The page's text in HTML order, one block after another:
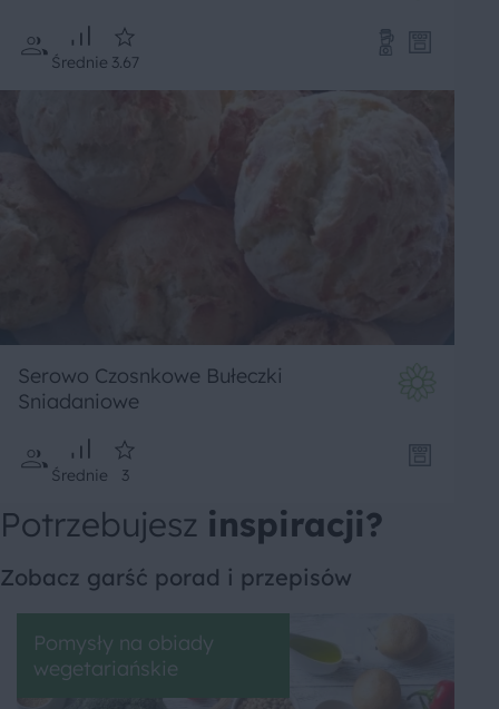
Średnie 3.67
Serowo Czosnkowe Bułeczki
Sniadaniowe
Średnie 3
Potrzebujesz inspiracji?
Zobacz garść porad i przepisów
Pomysły na obiady
wegetariańskie